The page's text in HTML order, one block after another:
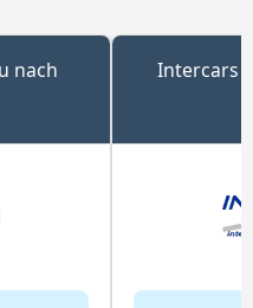
nach
Intercars